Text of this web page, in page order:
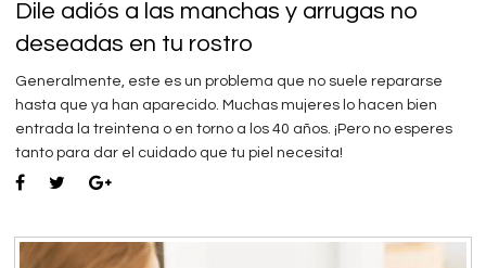
Dile adiós a las manchas y arrugas no
deseadas en tu rostro
Generalmente, este es un problema que no suele repararse
hasta que ya han aparecido. Muchas mujeres lo hacen bien
entrada la treintena o en torno a los 40 años. ¡Pero no esperes
tanto para dar el cuidado que tu piel necesita!